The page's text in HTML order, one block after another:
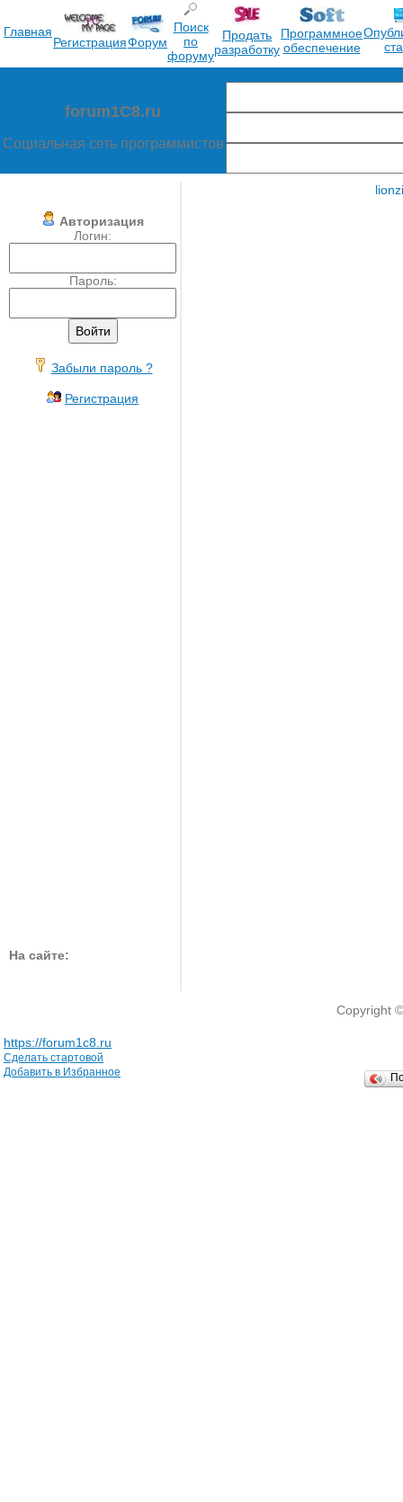
Главная
РегистрацияФорум
Поиск
по
форуму
Продать
разработку
Программное
обеспечение
forum1C8.ru
Социальная сеть программистов
Авторизация
Логин:
Пароль:
Забыли пароль ?
Регистрация
На сайте:
Copyright
https://forum1c8.ru
Сделать стартовой
Добавить в Избранное